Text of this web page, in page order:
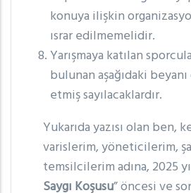
konuya ilişkin
ısrar edilmemelidir.
Yarışmaya katılan
bulunan aşağıdaki
etmiş sayılacaklardır.
Yukarıda yazısı olan ben,
varislerim, yöneticilerim,
temsilcilerim adına, 2025
Saygı Koşusu” öncesi ve